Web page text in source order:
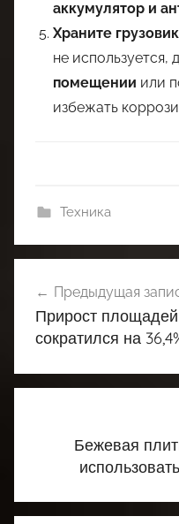
аккумулятор и
Храните
не используется,
помещении или
избежать
Техника
по
записям
Предыдущая
Прирост
сократился на
Бежевая